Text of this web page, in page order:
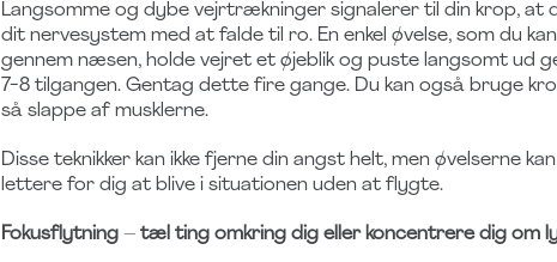
Langsomme og dybe vejrtrækninger signalerer til din krop,
dit nervesystem med at falde til ro. En enkel øvelse, som du
gennem næsen, holde vejret et øjeblik og puste langsomt ud
7-8 tilgangen. Gentag dette fire gange. Du kan også bruge
så slappe af musklerne.
Disse teknikker kan ikke fjerne din angst helt, men øvelserne
lettere for dig at blive i situationen uden at flygte.
Fokusflytning – tæl ting omkring dig eller koncentrere dig om